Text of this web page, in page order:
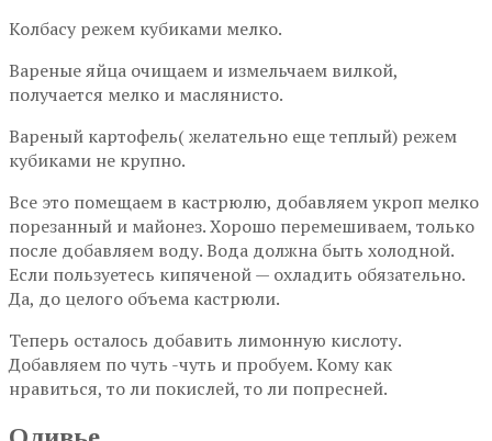
Колбасу режем кубиками мелко.
Вареные яйца очищаем и измельчаем вилкой,
получается мелко и маслянисто.
Вареный картофель( желательно еще теплый) режем
кубиками не крупно.
Все это помещаем в кастрюлю, добавляем укроп мелко
порезанный и майонез. Хорошо перемешиваем, только
после добавляем воду. Вода должна быть холодной.
Если пользуетесь кипяченой — охладить обязательно.
Да, до целого объема кастрюли.
Теперь осталось добавить лимонную кислоту.
Добавляем по чуть -чуть и пробуем. Кому как
нравиться, то ли покислей, то ли попресней.